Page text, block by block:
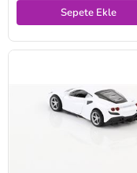
Sepete Ekle